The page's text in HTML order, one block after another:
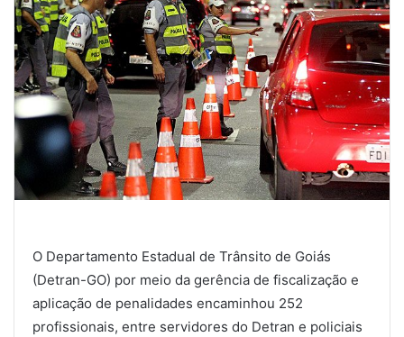
O Departamento Estadual de Trânsito de Goiás
(Detran-GO) por meio da gerência de fiscalização e
aplicação de penalidades encaminhou 252
profissionais, entre servidores do Detran e policiais